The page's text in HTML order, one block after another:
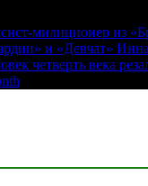
милиционер из
и «Девчат»
четверть века